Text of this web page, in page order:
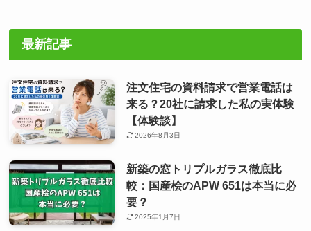
最新記事
注文住宅の資料請求で営業電話は
来る？20社に請求した私の実体験
【体験談】
2026年8月3日
新築の窓トリプルガラス徹底比
較：国産桧のAPW 651は本当に必
要？
2025年1月7日